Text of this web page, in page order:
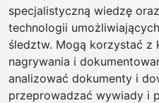
specjalistyczną wiedzę
technologii
śledztw. Mogą korzystać z
nagrywania i
analizować dokumenty i
przeprowadzać wywiady i